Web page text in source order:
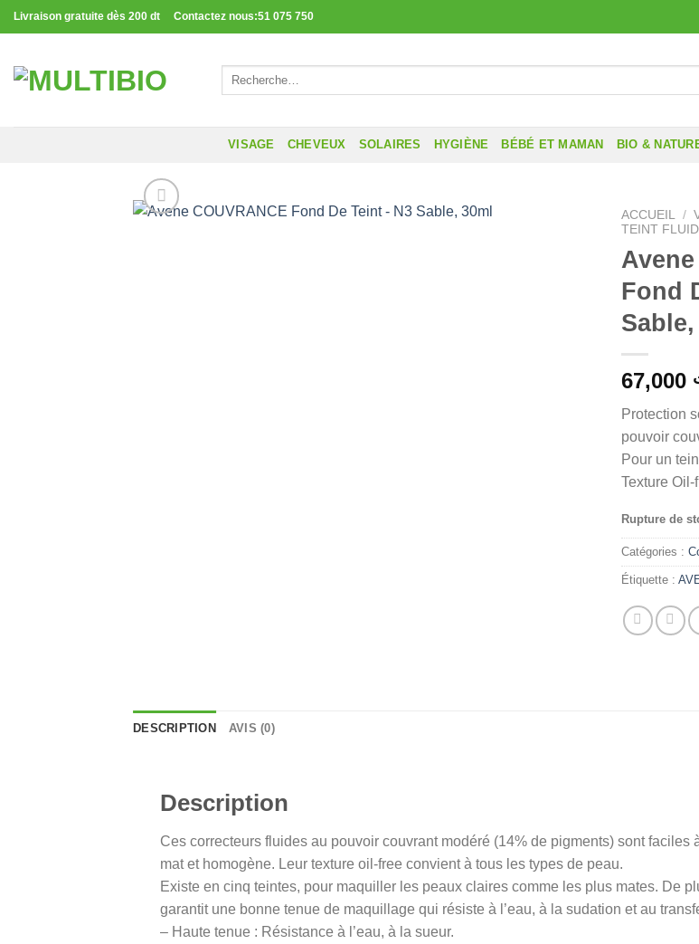
Passer
au
Livraison gratuite dès 200 dt Contactez nous:51 075 750
Recherche
VISAGE CHEVEUX SOLAIRES HYGIÈNE BÉBÉ ET MAMAN BIO &
ACCUEIL /
TEINT
Fond
Protection
pouvoir
Pour un
Texture Oil-
Rupture de
Catégories :
Étiquette :
DESCRIPTION AVIS (0)
Description
Ces correcteurs fluides au pouvoir couvrant modéré (14% de pigments) sont faciles
mat et homogène. Leur texture oil-free convient à tous les types de peau.
Existe en cinq teintes, pour maquiller les peaux claires comme les plus mates. De
garantit une bonne tenue de maquillage qui résiste à l’eau, à la sudation et au
– Haute tenue : Résistance à l’eau, à la sueur.